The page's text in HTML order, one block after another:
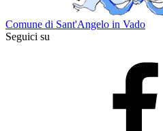
Comune di Sant'Angelo in Vado
Seguici su